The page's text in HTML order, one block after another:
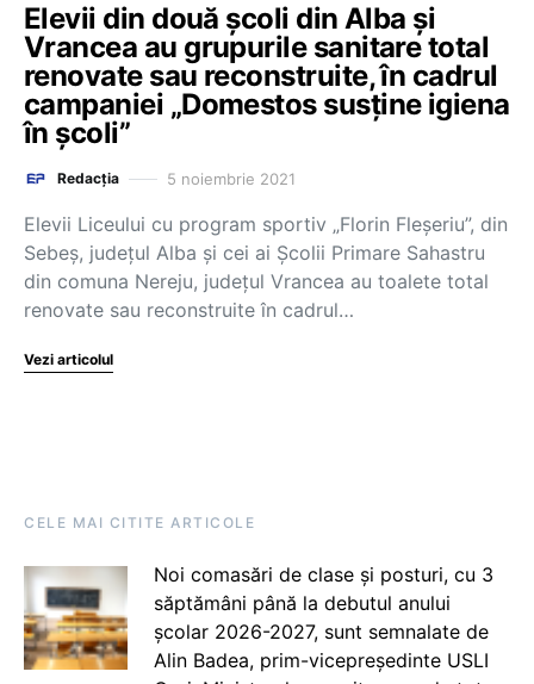
Elevii din două școli din Alba și
Vrancea au grupurile sanitare total
renovate sau reconstruite, în cadrul
campaniei „Domestos susține igiena
în școli”
Redacția 5 noiembrie 2021
Elevii Liceului cu program sportiv „Florin Fleșeriu”, din
Sebeș, județul Alba și cei ai Școlii Primare Sahastru
din comuna Nereju, județul Vrancea au toalete total
renovate sau reconstruite în cadrul…
Vezi articolul
CELE MAI CITITE ARTICOLE
Noi comasări de clase și posturi, cu 3
săptămâni până la debutul anului
școlar 2026-2027, sunt semnalate de
Alin Badea, prim-vicepreședinte USLI